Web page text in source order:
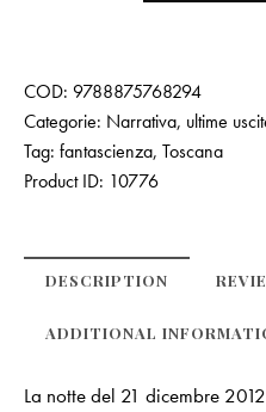
COD: 9788875768294
Categorie: Narrativa, ultime
Tag: fantascienza, Toscana
Product ID: 10776
DESCRIPTION
ADDITIONAL
La notte del 21 dicembre